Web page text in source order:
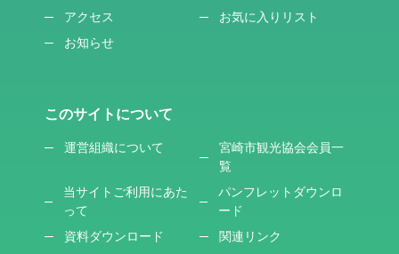
アクセス
お気に入りリスト
お知らせ
このサイトについて
運営組織について
宮崎市観光協会会員一
覧
当サイトご利用にあた
って
パンフレットダウンロ
ード
資料ダウンロード
関連リンク